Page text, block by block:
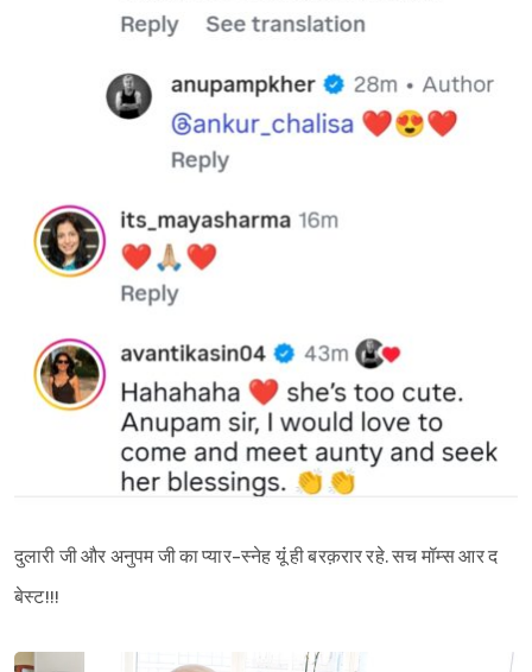
दुलारी जी और अनुपम जी का प्यार-स्नेह यूंं ही बरक़रार रहे. सच मॉम्स आर द
बेस्ट!!!